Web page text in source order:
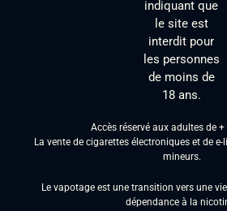
Accès réservé aux adultes de +
La vente de cigarettes électroniques et de
mineurs.
Le vapotage est une transition vers une
dépendance à la